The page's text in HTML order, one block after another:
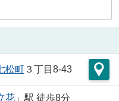
松町３丁目8-43
花」駅 徒歩8分